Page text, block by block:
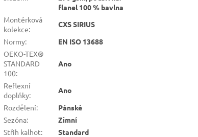
flanel 100 % bavlna
Montérková
kolekce:
CXS SIRIUS
Normy:
EN ISO 13688
OEKO-TEX®
STANDARD
100:
Ano
Reflexní
doplňky:
Ano
Rozdělení:
Pánské
Sezóna:
Zimní
Střih kalhot:
Standard